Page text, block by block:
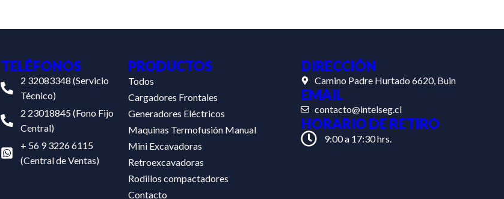
TELÉFONOS
2 32083348 (Servicio
Técnico)
2 23018845 (Fono Fijo
Central)
+ 56 9 3226 6115
(Central de Ventas)
PRODUCTOS
Todos
Cargadores Frontales
Generadores Eléctricos
Maquinas Termofusión Manual
Mini Excavadoras
Retroexcavadoras
Rodillos compactadores
Contacto
DIRECCIÓN
Camino Padre Hurtado 6620, Buin
EMAIL
contacto@intelseg.cl
HORARIO DE RETIRO
9:00 a 17:30 hrs.